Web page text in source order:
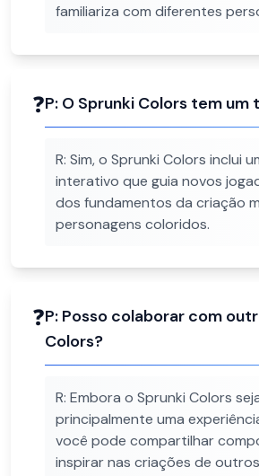
familiariza com diferentes
❓P: O Sprunki Colors tem um
R: Sim, o Sprunki Colors inclui
interativo que guia novos
dos fundamentos da criação
personagens coloridos.
❓P: Posso colaborar com
Colors?
R: Embora o Sprunki Colors
principalmente uma
você pode compartilhar
inspirar nas criações de